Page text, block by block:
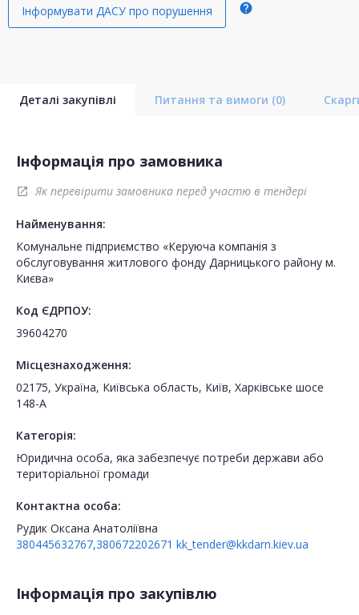
Інформувати ДАСУ про порушення help
Деталі закупівлі Питання та вимоги (0)
Інформація про замовника
open_in_new Як перевірити замовника перед участю в тендері
Найменування:
Комунальне підприємство «Керуюча компанія з
обслуговування житлового фонду Дарницького району м.
Києва»
Код ЄДРПОУ:
39604270
Місцезнаходження:
02175, Україна, Київська область, Київ, Харківське шосе
148-А
Категорія:
Юридична особа, яка забезпечує потреби держави або
територіальної громади
Контактна особа:
Рудик Оксана Анатоліївна
380445632767,380672202671 kk_tender@kkdarn.kiev.ua
Інформація про закупівлю